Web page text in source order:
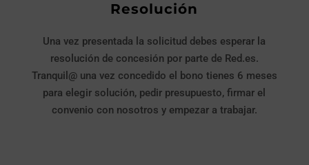
Resolución
Una vez presentada la solicitud debes esperar la
resolución de concesión por parte de Red.es.
Tranquil@ una vez concedido el bono tienes 6 meses
para elegir solución, pedir presupuesto, firmar el
convenio con nosotros y empezar a trabajar.